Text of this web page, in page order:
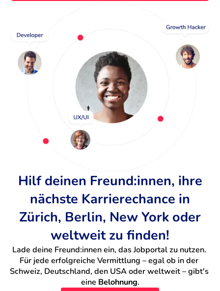
Hilf deinen Freund:innen, ihre
nächste Karrierechance in
Zürich, Berlin, New York oder
weltweit zu finden!
Lade deine Freund:innen ein, das Jobportal zu nutzen.
Für jede erfolgreiche Vermittlung – egal ob in der
Schweiz, Deutschland, den USA oder weltweit – gibt's
eine Belohnung.